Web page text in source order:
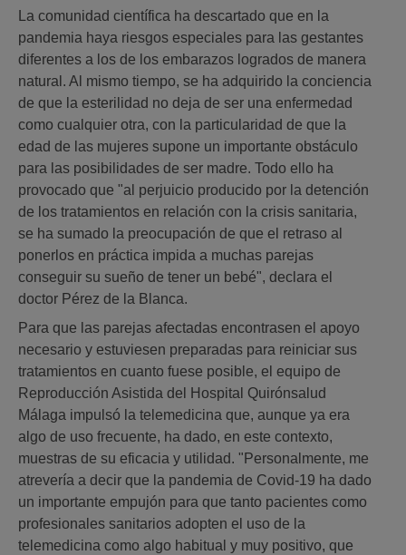
La comunidad científica ha descartado que en la
pandemia haya riesgos especiales para las gestantes
diferentes a los de los embarazos logrados de manera
natural. Al mismo tiempo, se ha adquirido la conciencia
de que la esterilidad no deja de ser una enfermedad
como cualquier otra, con la particularidad de que la
edad de las mujeres supone un importante obstáculo
para las posibilidades de ser madre. Todo ello ha
provocado que "al perjuicio producido por la detención
de los tratamientos en relación con la crisis sanitaria,
se ha sumado la preocupación de que el retraso al
ponerlos en práctica impida a muchas parejas
conseguir su sueño de tener un bebé", declara el
doctor Pérez de la Blanca.
Para que las parejas afectadas encontrasen el apoyo
necesario y estuviesen preparadas para reiniciar sus
tratamientos en cuanto fuese posible, el equipo de
Reproducción Asistida del Hospital Quirónsalud
Málaga impulsó la telemedicina que, aunque ya era
algo de uso frecuente, ha dado, en este contexto,
muestras de su eficacia y utilidad. "Personalmente, me
atrevería a decir que la pandemia de Covid-19 ha dado
un importante empujón para que tanto pacientes como
profesionales sanitarios adopten el uso de la
telemedicina como algo habitual y muy positivo, que